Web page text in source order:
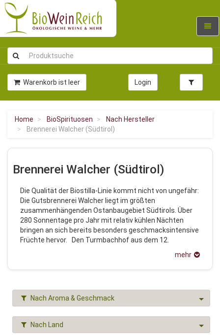
Warenkorb ist leer Login
Home BioSpirituosen
Nach Hersteller
Brennerei Walcher (Südtirol)
Brennerei Walcher (Südtirol)
Die Qualität der Biostilla-Linie kommt nicht von ungefähr:
Die Gutsbrennerei Walcher liegt im größten
zusammenhängenden Ostanbaugebiet Südtirols. Über
280 Sonnentage pro Jahr mit relativ kühlen Nächten
bringen an sich bereits besonders geschmacksintensive
Früchte hervor. Den Turmbachhof aus dem 12.
Turmbach, bewirtschaftet das Unternehmen nun in der
neunten Generation. Das Brennen von Spirituosen mit
Tagesquote war der Grundstein. Die Biostilla Linie
garantiert geschmacksintensiven Bio-Genuss. Mit
innovativer Brenntechnologie destilliert Walcher heute
feine Brände wie anno dazumal im Wasserbadverfahren.
mehr
Nach Aroma & Geschmack
Nach Land